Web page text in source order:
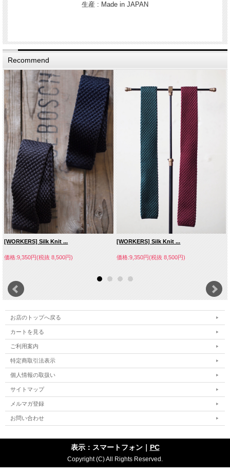
生産 : Made in JAPAN
Recommend
[WORKERS] Silk Knit ...
価格:9,350円(税抜 8,500円)
[WORKERS] Silk Knit ...
価格:9,350円(税抜 8,500円)
お店のトップへ戻る
カートを見る
ご利用案内
特定商取引法表示
個人情報の取扱い
サイトマップ
メルマガ登録
お問い合わせ
表示：スマートフォン｜ PC
Copyright (C) All Rights Reserved.